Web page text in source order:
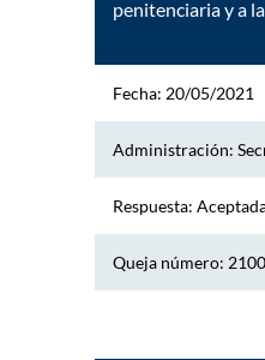
penitenciaria y a
Fecha: 20/05/2021
Administración:
Respuesta:
Queja número: